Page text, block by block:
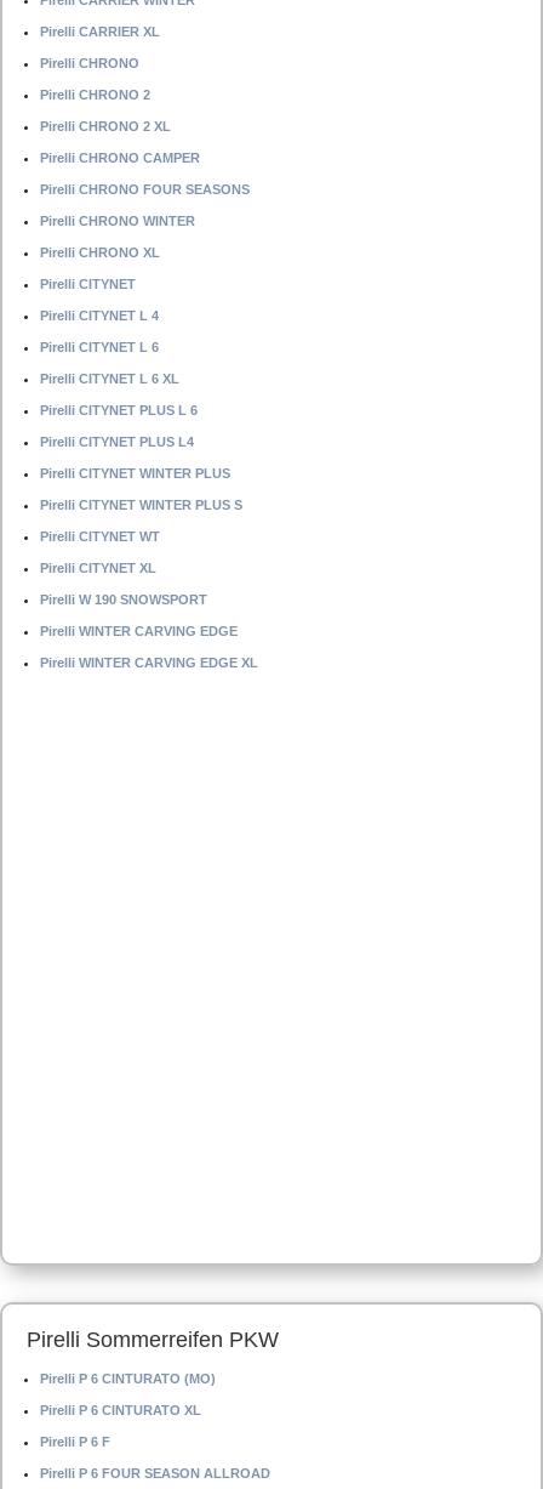
Pirelli CARRIER XL
Pirelli CHRONO
Pirelli CHRONO 2
Pirelli CHRONO 2 XL
Pirelli CHRONO CAMPER
Pirelli CHRONO FOUR SEASONS
Pirelli CHRONO WINTER
Pirelli CHRONO XL
Pirelli CITYNET
Pirelli CITYNET L 4
Pirelli CITYNET L 6
Pirelli CITYNET L 6 XL
Pirelli CITYNET PLUS L 6
Pirelli CITYNET PLUS L4
Pirelli CITYNET WINTER PLUS
Pirelli CITYNET WINTER PLUS S
Pirelli CITYNET WT
Pirelli CITYNET XL
Pirelli W 190 SNOWSPORT
Pirelli WINTER CARVING EDGE
Pirelli WINTER CARVING EDGE XL
Pirelli Sommerreifen PKW
Pirelli P 6 CINTURATO (MO)
Pirelli P 6 CINTURATO XL
Pirelli P 6 F
Pirelli P 6 FOUR SEASON ALLROAD